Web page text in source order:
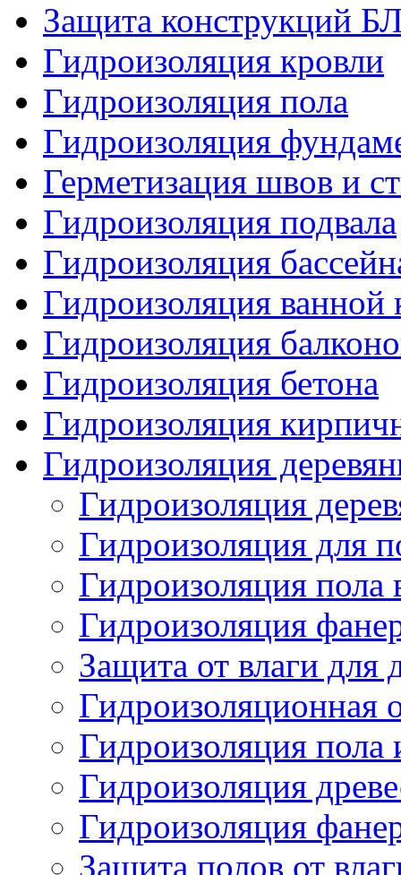
Защита конструкций
Гидроизоляция кровли
Гидроизоляция пола
Гидроизоляция
Герметизация швов и
Гидроизоляция подвала
Гидроизоляция
Гидроизоляция ванной
Гидроизоляция
Гидроизоляция бетона
Гидроизоляция
Гидроизоляция
Гидроизоляция
Гидроизоляция для
Гидроизоляция
Гидроизоляция
Защита от влаги для
Гидроизоляционная
Гидроизоляция пола
Гидроизоляция
Гидроизоляция
Защита полов от